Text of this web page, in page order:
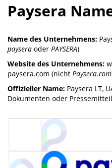
Paysera
Name des Unternehmens:
paysera oder PAYSERA)
Website des Unternehmens:
paysera.com (nicht Paysera.com
Offizieller Name: Paysera LT,
Dokumenten oder